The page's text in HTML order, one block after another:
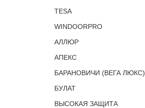
TESA
WINDOORPRO
АЛЛЮР
АПЕКС
БАРАНОВИЧИ (ВЕГА ЛЮКС)
БУЛАТ
ВЫСОКАЯ ЗАЩИТА